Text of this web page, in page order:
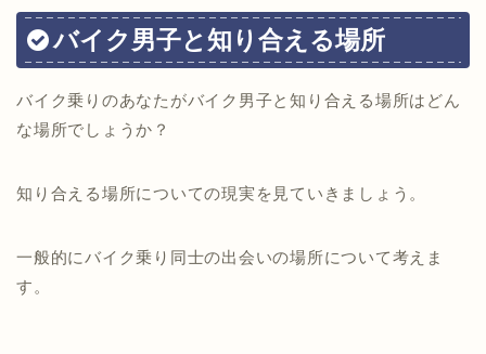
バイク男子と知り合える場所
バイク乗りのあなたがバイク男子と知り合える場所はどん
な場所でしょうか？
知り合える場所についての現実を見ていきましょう。
一般的にバイク乗り同士の出会いの場所について考えま
す。